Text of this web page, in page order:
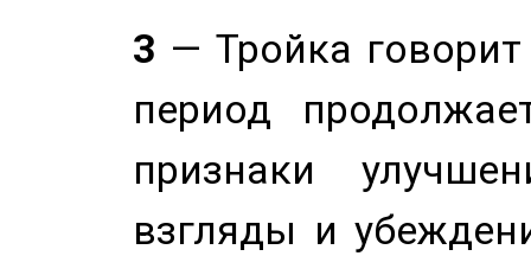
3 — Тройка
период
признаки
взгляды и